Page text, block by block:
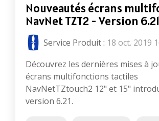
Nouveautés écrans
NavNet TZT2 - Version 6.21
Service Produit: 18 oct. 2019
Découvrez les dernières mises à
écrans multifonctions tactiles
NavNetTZtouch2 12" et 15"
version 6.21.